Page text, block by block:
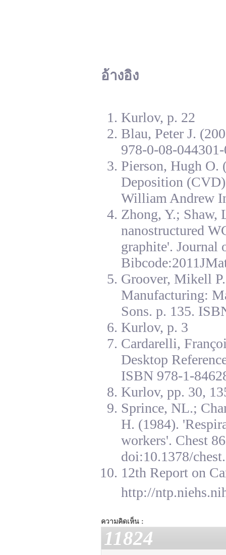
อ้างอิง
Kurlov, p. 22
Blau, Peter J.
978-0-08-
Pierson, Hugh O.
Deposition
William Andrew
Zhong, Y.; Shaw,
nanostructured
graphite'. Journal
Groover, Mikell
Manufacturing:
Sons. p. 135.
Kurlov, p. 3
Cardarelli,
Desktop
ISBN 978-1-
Kurlov, pp. 30,
Sprince, NL.;
H. (1984).
workers'. Chest
doi:10.1378/
12th Report on
http://
ความคิดเห็น :
11824